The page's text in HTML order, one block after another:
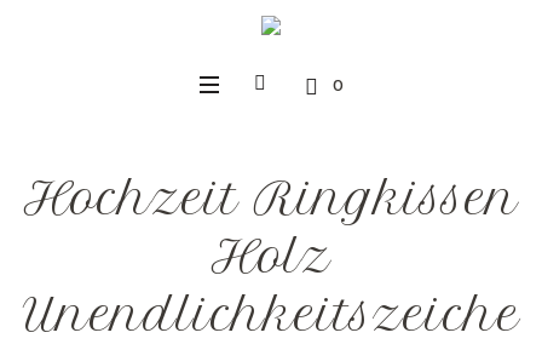
0
Hochzeit Ringkissen
Holz
Unendlichkeitszeiche